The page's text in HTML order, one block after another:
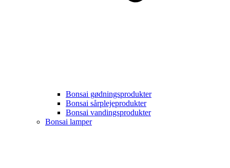
Bonsai gødningsprodukter
Bonsai sårplejeprodukter
Bonsai vandingsprodukter
Bonsai lamper